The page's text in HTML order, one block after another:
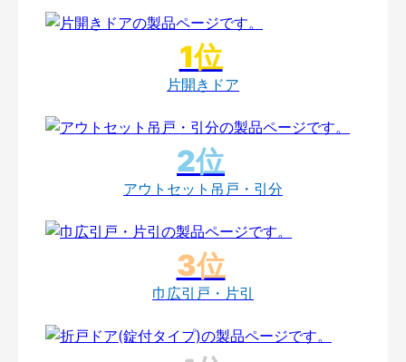
片開きドア
アウトセット吊戸・引分
巾広引戸・片引